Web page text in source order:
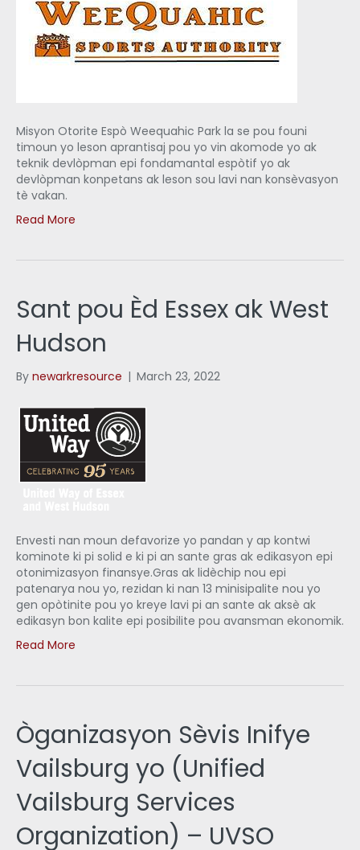
Misyon Otorite Espò Weequahic Park la se pou founi
timoun yo leson aprantisaj pou yo vin akomode yo ak
teknik devlòpman epi fondamantal espòtif yo ak
devlòpman konpetans ak leson sou lavi nan konsèvasyon
tè vakan.
Read More
Sant pou Èd Essex ak West
Hudson
By newarkresource | March 23, 2022
Envesti nan moun defavorize yo pandan y ap kontwi
kominote ki pi solid e ki pi an sante gras ak edikasyon epi
otonimizasyon finansye.Gras ak lidèchip nou epi
patenarya nou yo, rezidan ki nan 13 minisipalite nou yo
gen opòtinite pou yo kreye lavi pi an sante ak aksè ak
edikasyn bon kalite epi posibilite pou avansman ekonomik.
Read More
Òganizasyon Sèvis Inifye
Vailsburg yo (Unified
Vailsburg Services
Organization) – UVSO